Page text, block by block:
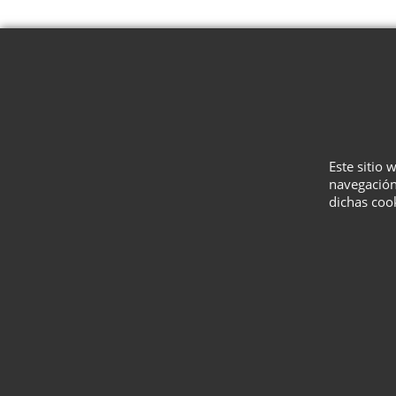
Este sitio
dichas